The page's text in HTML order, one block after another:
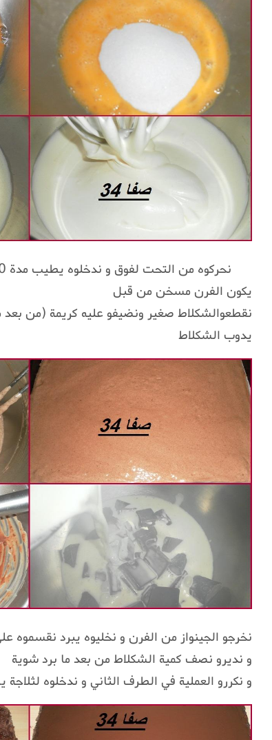
يكون الفرن مسخن من قبل
نقطعوالشكلاط صغير ونضيفو عليه كريمة (من بعد
يدوب الشكلاط
نخرجو الجينواز من الفرن و نخليوه يبرد نقسموه على 2 نسقيو جينواز
و نديرو نصف كمية الشكلاط من بعد ما برد شوية
و نكررو العملية في الطرف الثاني و ندخلوه